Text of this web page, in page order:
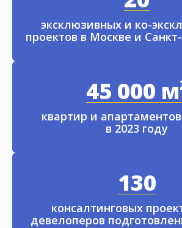
эксклюзивных и ко-
проектов в Москве и
45 000
квартир и
в 2023 году
130
консалтинговых
девелоперов